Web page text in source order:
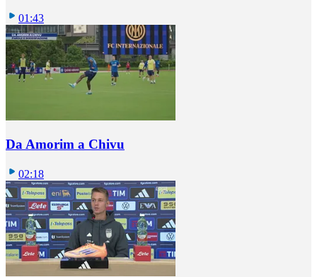
01:43
Da Amorim a Chivu
02:18